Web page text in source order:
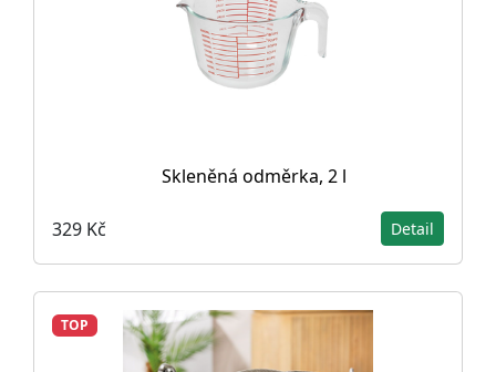
Skleněná odměrka, 2 l
329 Kč Detail
TOP